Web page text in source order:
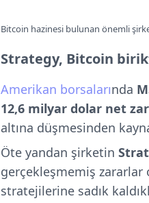
Bitcoin hazinesi bulunan önemli
Strategy, Bitcoin
Amerikan borsalarında
12,6 milyar dolar net
altına düşmesinden
Öte yandan şirketin
gerçekleşmemiş zararlar
stratejilerine sadık